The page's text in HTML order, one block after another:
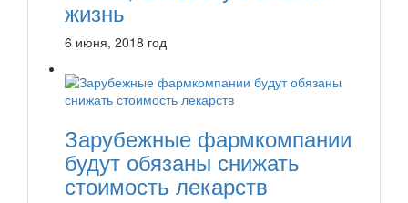
жизнь
6 июня, 2018 год
Зарубежные фармкомпании
будут обязаны снижать
стоимость лекарств